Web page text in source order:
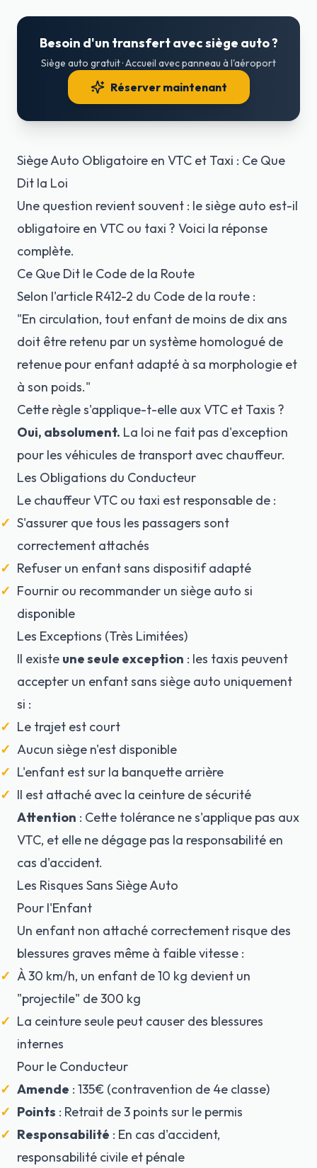
Besoin d'un transfert avec siège auto ?
Siège auto gratuit · Accueil avec panneau à l'aéroport
Réserver maintenant
Siège Auto Obligatoire en VTC et Taxi : Ce Que
Dit la Loi
Une question revient souvent : le siège auto est-il
obligatoire en VTC ou taxi ? Voici la réponse
complète.
Ce Que Dit le Code de la Route
Selon l'article R412-2 du Code de la route :
"En circulation, tout enfant de moins de dix ans
doit être retenu par un système homologué de
retenue pour enfant adapté à sa morphologie et
à son poids."
Cette règle s'applique-t-elle aux VTC et Taxis ?
Oui, absolument. La loi ne fait pas d'exception
pour les véhicules de transport avec chauffeur.
Les Obligations du Conducteur
Le chauffeur VTC ou taxi est responsable de :
S'assurer que tous les passagers sont
correctement attachés
Refuser un enfant sans dispositif adapté
Fournir ou recommander un siège auto si
disponible
Les Exceptions (Très Limitées)
Il existe une seule exception : les taxis peuvent
accepter un enfant sans siège auto uniquement
si :
Le trajet est court
Aucun siège n'est disponible
L'enfant est sur la banquette arrière
Il est attaché avec la ceinture de sécurité
Attention : Cette tolérance ne s'applique pas aux
VTC, et elle ne dégage pas la responsabilité en
cas d'accident.
Les Risques Sans Siège Auto
Pour l'Enfant
Un enfant non attaché correctement risque des
blessures graves même à faible vitesse :
À 30 km/h, un enfant de 10 kg devient un
"projectile" de 300 kg
La ceinture seule peut causer des blessures
internes
Pour le Conducteur
Amende : 135€ (contravention de 4e classe)
Points : Retrait de 3 points sur le permis
Responsabilité : En cas d'accident,
responsabilité civile et pénale